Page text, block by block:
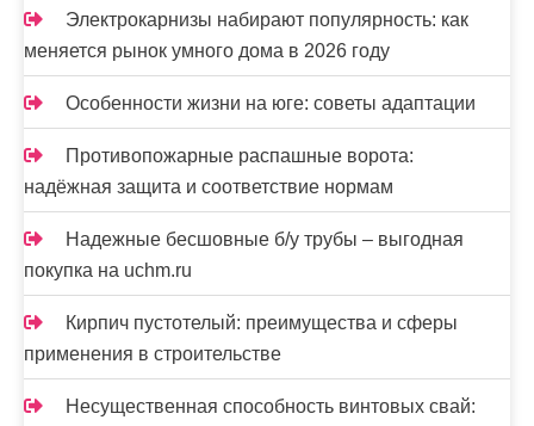
Электрокарнизы набирают популярность: как
меняется рынок умного дома в 2026 году
Особенности жизни на юге: советы адаптации
Противопожарные распашные ворота:
надёжная защита и соответствие нормам
Надежные бесшовные б/у трубы – выгодная
покупка на uchm.ru
Кирпич пустотелый: преимущества и сферы
применения в строительстве
Несущественная способность винтовых свай: